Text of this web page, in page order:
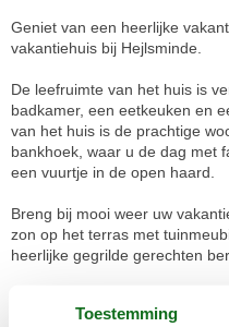
Geniet van een heerlijke
vakantiehuis bij Hejlsminde.
De leefruimte van het huis is
badkamer, een eetkeuken en
van het huis is de prachtige
bankhoek, waar u de dag met
een vuurtje in de open haard.
Breng bij mooi weer uw
zon op het terras met
heerlijke gegrilde gerechten
kunt u het hele jaar door
Toestemming